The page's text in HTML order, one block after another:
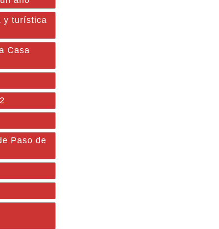
y turística
Casa
Paso de